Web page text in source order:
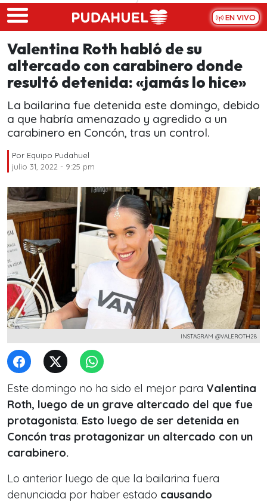
Skip to main content
EN VIVO
Valentina Roth habló de su
altercado con carabinero donde
resultó detenida: «jamás lo hice»
La bailarina fue detenida este domingo, debido
a que habría amenazado y agredido a un
carabinero en Concón, tras un control.
Por Equipo Pudahuel
julio 31, 2022 - 9:25 pm
INSTAGRAM @VALEROTH28
Este domingo no ha sido el mejor para Valentina
Roth, luego de un grave altercado del que fue
protagonista. Esto luego de ser detenida en
Concón tras protagonizar un altercado con un
carabinero.
Lo anterior luego de que la bailarina fuera
denunciada por haber estado causando